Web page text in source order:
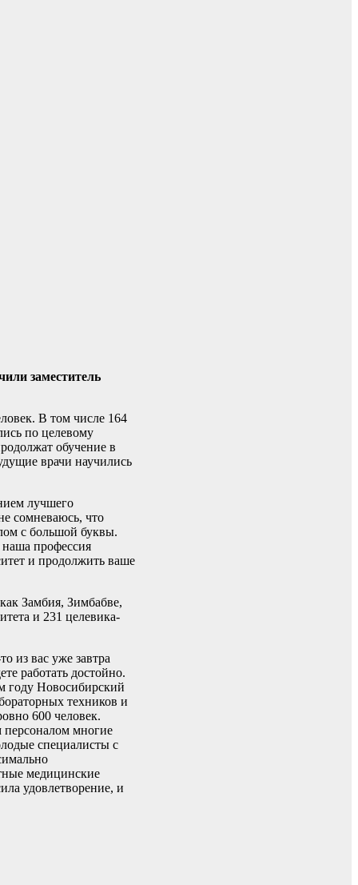
заместитель
В том числе 164
по целевому
обучение в
врачи научились
лучшего
сомневаюсь, что
с большой буквы.
наша профессия
и продолжить ваше
Замбия, Зимбабве,
и 231 целевика-
из вас уже завтра
работать достойно.
году Новосибирский
техников и
600 человек.
персоналом многие
специалисты с
медицинские
удовлетворение, и